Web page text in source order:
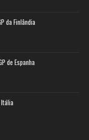
da Finlândia
de Espanha